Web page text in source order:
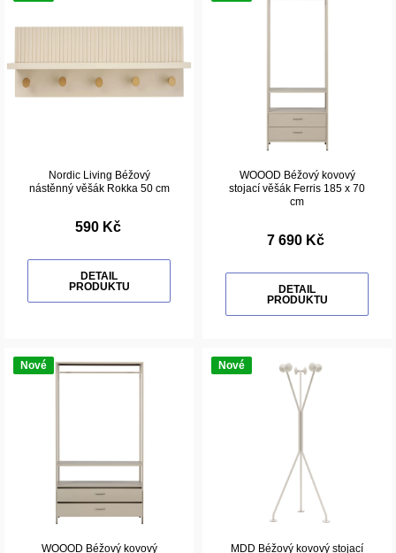
Nordic Living Béžový
nástěnný věšák Rokka 50 cm
590 Kč
DETAIL
PRODUKTU
WOOOD Béžový kovový
stojací věšák Ferris 185 x 70
cm
7 690 Kč
DETAIL
PRODUKTU
Nové
WOOOD Béžový kovový
Nové
MDD Béžový kovový stojací